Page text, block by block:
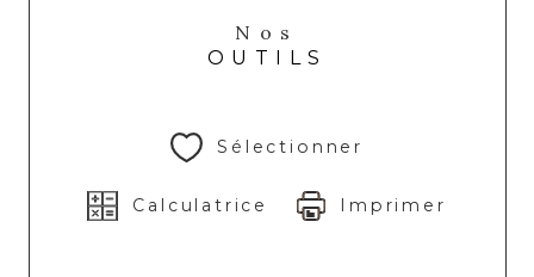
Nos
OUTILS
Sélectionner
Calculatrice Imprimer